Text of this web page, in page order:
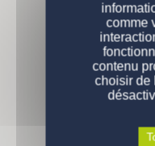
Nos
Nos
Pourquoi
Comment
La qualité
comme
contenu
choisir de